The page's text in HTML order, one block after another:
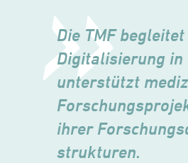
Die TMF
Digitalisierung in
unterstützt
Forschungs
ihrer
strukturen.